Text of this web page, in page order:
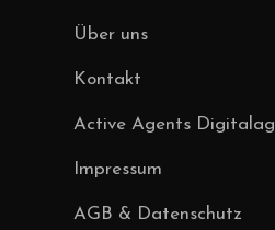
Über uns
Kontakt
Active Agents
Impressum
AGB & Datenschutz